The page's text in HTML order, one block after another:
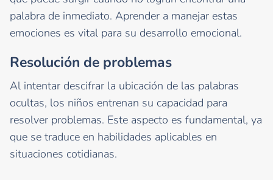
palabra de inmediato. Aprender a manejar estas
emociones es vital para su desarrollo emocional.
Resolución de problemas
Al intentar descifrar la ubicación de las palabras
ocultas, los niños entrenan su capacidad para
resolver problemas. Este aspecto es fundamental, ya
que se traduce en habilidades aplicables en
situaciones cotidianas.